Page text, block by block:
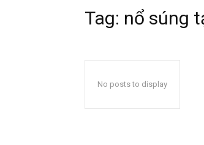
Tag: nổ súng
No posts to display